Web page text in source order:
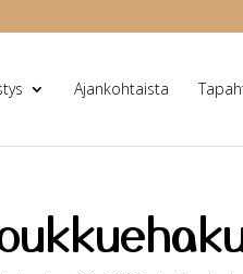
Ajankohtaista